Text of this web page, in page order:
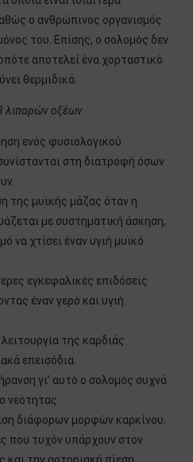
ο ανθρώπινος οργανισμός
του. Επίσης, ο σολομός δεν
αποτελεί ένα χορταστικό
θερμιδικά.
λιπαρών οξέων
ενός φυσιολογικού
στη διατροφή όσων
της μυϊκής μάζας όταν η
με συστηματική άσκηση,
να χτίσει έναν υγιή μυϊκό
εγκεφαλικές επιδόσεις
έναν γερό και υγιή
της καρδιάς
επεισόδια.
γι’ αυτό ο σολομός συχνά
νεότητας.
διάφορων μορφών καρκίνου.
που τυχόν υπάρχουν στον
την αρτηριακή πίεση.